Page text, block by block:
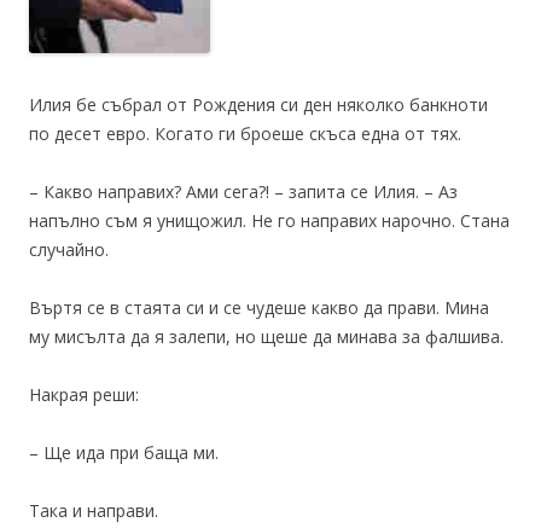
Илия бе събрал от Рождения си ден няколко банкноти
по десет евро. Когато ги броеше скъса една от тях.
– Какво направих? Ами сега?! – запита се Илия. – Аз
напълно съм я унищожил. Не го направих нарочно. Стана
случайно.
Въртя се в стаята си и се чудеше какво да прави. Мина
му мисълта да я залепи, но щеше да минава за фалшива.
Накрая реши:
– Ще ида при баща ми.
Така и направи.